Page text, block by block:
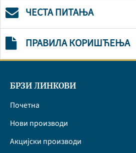
ЧЕСТА ПИТАЊА
ПРАВИЛА КОРИШЋЕЊА
БРЗИ ЛИНКОВИ
Почетна
Нови производи
Акцијски производи